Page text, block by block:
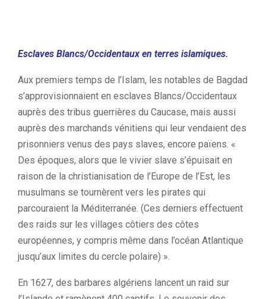
Esclaves Blancs/Occidentaux en terres islamiques.
Aux premiers temps de l’Islam, les notables de Bagdad
s’approvisionnaient en esclaves Blancs/Occidentaux
auprès des tribus guerrières du Caucase, mais aussi
auprès des marchands vénitiens qui leur vendaient des
prisonniers venus des pays slaves, encore païens. «
Des époques, alors que le vivier slave s’épuisait en
raison de la christianisation de l’Europe de l’Est, les
musulmans se tournèrent vers les pirates qui
parcouraient la Méditerranée. (Ces derniers effectuent
des raids sur les villages côtiers des côtes
européennes, y compris même dans l’océan Atlantique
jusqu’aux limites du cercle polaire) ».
En 1627, des barbares algériens lancent un raid sur